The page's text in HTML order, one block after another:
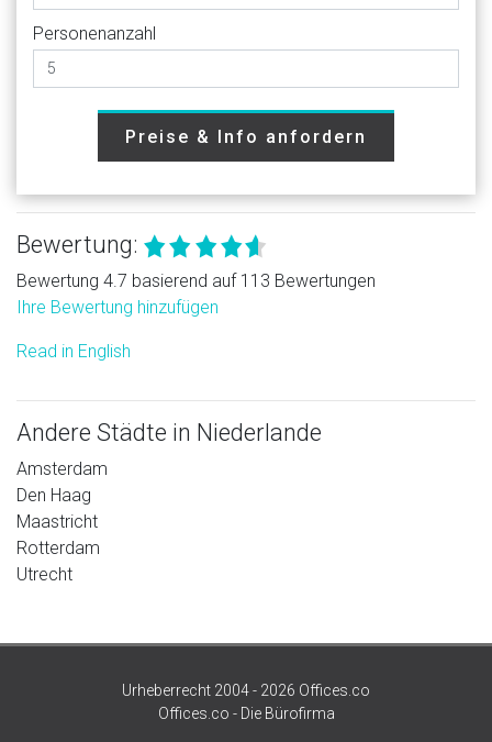
Personenanzahl
Preise & Info anfordern
Bewertung:
Bewertung 4.7 basierend auf 113 Bewertungen
Ihre Bewertung hinzufügen
Read in English
Andere Städte in Niederlande
Amsterdam
Den Haag
Maastricht
Rotterdam
Utrecht
Urheberrecht 2004 - 2026 Offices.co
Offices.co - Die Bürofirma